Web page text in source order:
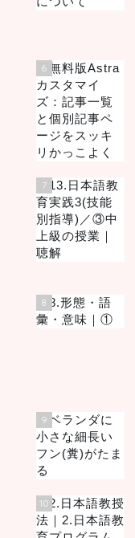
6
7
8
9
10